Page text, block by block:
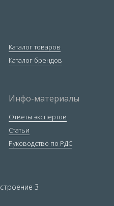
Каталог товаров
Каталог брендов
Инфо-материалы
Ответы экспертов
Статьи
Руководство по РДС
3